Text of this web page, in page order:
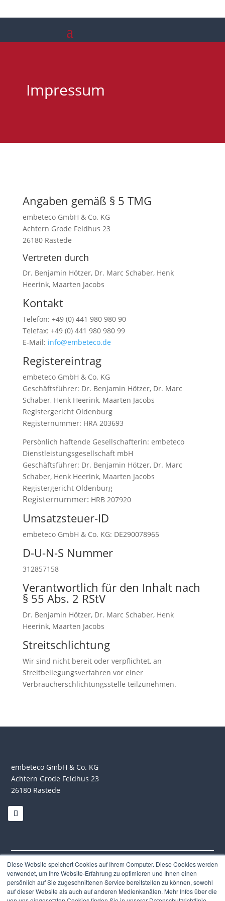
Diese Website speichert Cookies auf Ihrem Computer. Diese Cookies werden
verwendet, um Ihre Website-Erfahrung zu optimieren und Ihnen einen
persönlich auf Sie zugeschnittenen Service bereitstellen zu können, sowohl
auf dieser Website als auch auf anderen Medienkanälen. Mehr Infos über die
Impressum
Angaben gemäß § 5 TMG
embeteco GmbH & Co. KG
Achtern Grode Feldhus 23
26180 Rastede
Vertreten durch
Dr. Benjamin Hötzer, Dr. Marc Schaber, Henk
Heerink, Maarten Jacobs
Kontakt
Telefon: +49 (0) 441 980 980 90
Telefax: +49 (0) 441 980 980 99
E-Mail: info@embeteco.de
Registereintrag
embeteco GmbH & Co. KG
Geschäftsführer: Dr. Benjamin Hötzer, Dr. Marc
Schaber, Henk Heerink, Maarten Jacobs
Registergericht Oldenburg
Registernummer: HRA 203693
Persönlich haftende Gesellschafterin: embeteco
Dienstleistungsgesellschaft mbH
Geschäftsführer: Dr. Benjamin Hötzer, Dr. Marc
Schaber, Henk Heerink, Maarten Jacobs
Registergericht Oldenburg
Registernummer: HRB 207920
Umsatzsteuer-ID
embeteco GmbH & Co. KG: DE290078965
D-U-N-S Nummer
312857158
Verantwortlich für den Inhalt nach
§ 55 Abs. 2 RStV
Dr. Benjamin Hötzer, Dr. Marc Schaber, Henk
Heerink, Maarten Jacobs
Streitschlichtung
Wir sind nicht bereit oder verpflichtet, an
Streitbeilegungsverfahren vor einer
Verbraucherschlichtungsstelle teilzunehmen.
embeteco GmbH & Co. KG
Achtern Grode Feldhus 23
26180 Rastede
Impressum |Datenschutzerklärung